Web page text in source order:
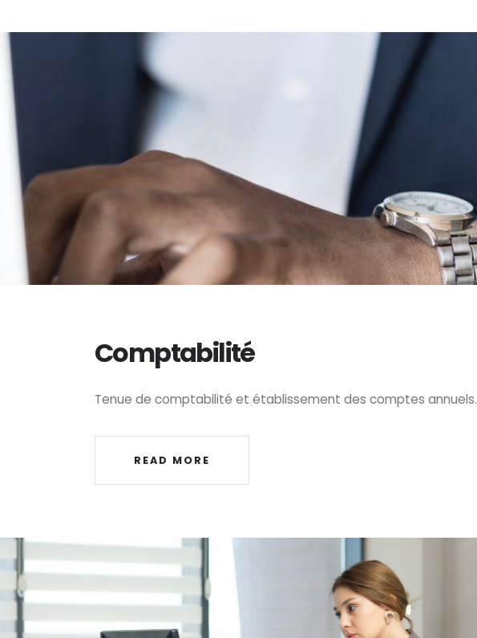
Comptabilité
Tenue de comptabilité et établissement des comptes annuels.
READ MORE